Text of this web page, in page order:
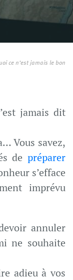
ce n’est jamais le bon
jamais dit
Vous savez,
de préparer
s’efface
imprévu
annuler
ne souhaite
adieu à vos